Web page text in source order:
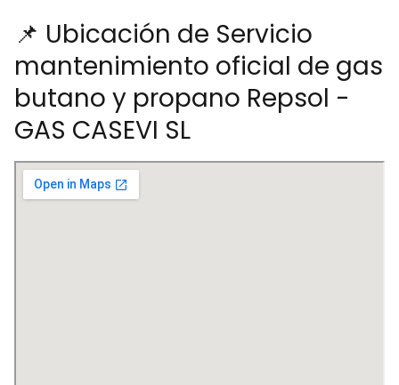
📌 Ubicación de Servicio
mantenimiento oficial de gas
butano y propano Repsol -
GAS CASEVI SL